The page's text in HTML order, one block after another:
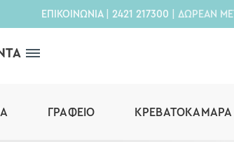
ΕΠΙΚΟΙΝΩΝΙΑ| 2421 217300 | ΔΩΡΕΑΝ
ΓΡΑΦΕΊΟ ΚΡΕΒΑΤΟΚΆΜΑΡΑ